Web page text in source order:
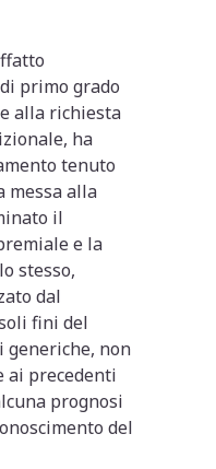
primo grado
alla richiesta
ha
tenuto
messa alla
il
e la
stesso,
dal
fini del
non
ai precedenti
prognosi
del